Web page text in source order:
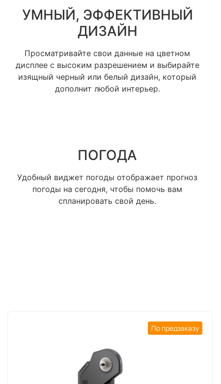
УМНЫЙ, ЭФФЕКТИВНЫЙ
ДИЗАЙН
Просматривайте свои данные на цветном
дисплее с высоким разрешением и выбирайте
изящный черный или белый дизайн, который
дополнит любой интерьер.
ПОГОДА
Удобный виджет погоды отображает прогноз
погоды на сегодня, чтобы помочь вам
спланировать свой день.
По предзаказу